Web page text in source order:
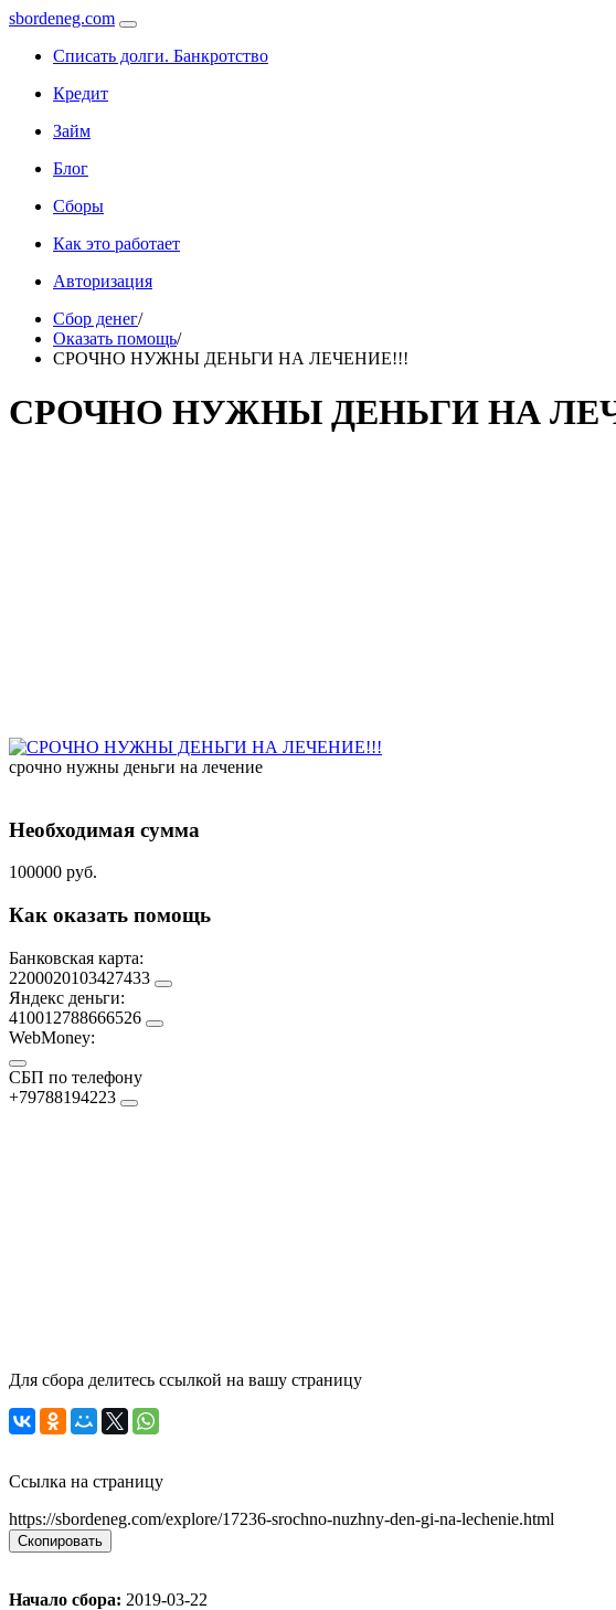
sbordeneg.com
Списать долги. Банкротство
Кредит
Займ
Блог
Сборы
Как это работает
Авторизация
Сбор денег/
Оказать помощь/
СРОЧНО НУЖНЫ ДЕНЬГИ НА ЛЕЧЕНИЕ!!!
СРОЧНО НУЖНЫ ДЕНЬГИ НА
срочно нужны деньги на лечение
Необходимая сумма
100000 руб.
Как оказать помощь
Банковская карта:
2200020103427433
Яндекс деньги:
410012788666526
WebMoney:
СБП по телефону
+79788194223
Для сбора делитесь ссылкой на вашу страницу
Ссылка на страницу
https://sbordeneg.com/explore/17236-srochno-nuzhny-den-gi-na-lechenie.html
Скопировать
Начало сбора: 2019-03-22